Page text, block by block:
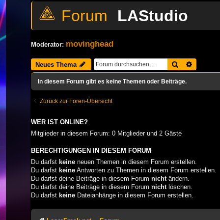
LAStudio
Moderator: movinghead
Neues Thema Suche
In diesem Forum gibt es keine Themen oder Beiträge.
Zurück zur Foren-Übersicht
WER IST ONLINE?
Mitglieder in diesem Forum: 0 Mitglieder und 2 Gäste
BERECHTIGUNGEN IN DIESEM FORUM
Du darfst keine neuen Themen in diesem Forum erstellen.
Du darfst keine Antworten zu Themen in diesem Forum erstellen.
Du darfst deine Beiträge in diesem Forum nicht ändern.
Du darfst deine Beiträge in diesem Forum nicht löschen.
Du darfst keine Dateianhänge in diesem Forum erstellen.